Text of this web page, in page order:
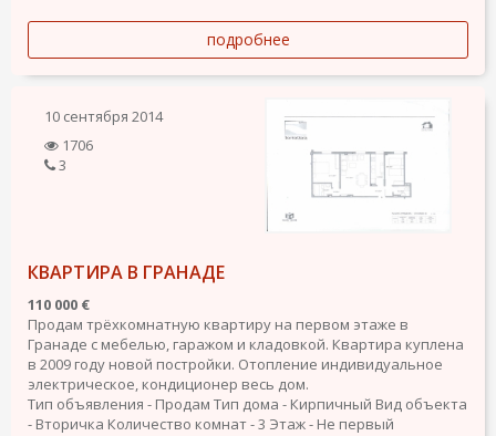
подробнее
10 сентября 2014
1706
3
КВАРТИРА В ГРАНАДЕ
110 000 €
Продам трёхкомнатную квартиру на первом этаже в
Гранаде с мебелью, гаражом и кладовкой. Квартира куплена
в 2009 году новой постройки. Отопление индивидуальное
электрическое, кондиционер весь дом.
Тип объявления - Продам Тип дома - Кирпичный Вид объекта
- Вторичка Количество комнат - 3 Этаж - Не первый